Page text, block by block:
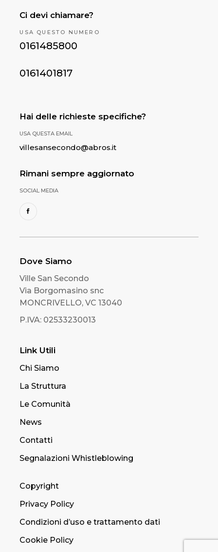
Ci devi chiamare?
USA QUESTO NUMERO
0161485800
0161401817
Hai delle richieste specifiche?
USA QUESTA EMAIL
villesansecondo@abros.it
Rimani sempre aggiornato
SOCIAL MEDIA
Dove Siamo
Ville San Secondo
Via Borgomasino snc
MONCRIVELLO, VC 13040
P.IVA: 02533230013
Link Utili
Chi Siamo
La Struttura
Le Comunità
News
Contatti
Segnalazioni Whistleblowing
Copyright
Privacy Policy
Condizioni d’uso e trattamento dati
Cookie Policy